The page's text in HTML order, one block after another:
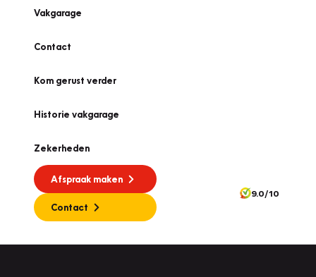
Vakgarage
Contact
Kom gerust verder
Historie vakgarage
Zekerheden
Afspraak maken
Contact
9.0/10